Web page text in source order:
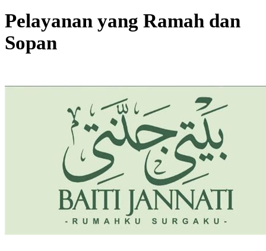
Pelayanan yang Ramah dan
Sopan